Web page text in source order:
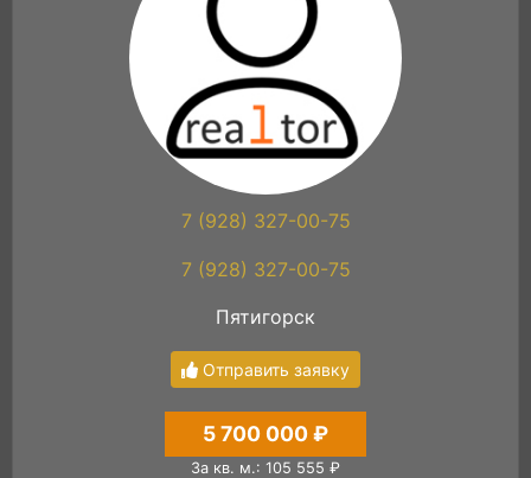
7 (928) 327-00-75
7 (928) 327-00-75
Пятигорск
Отправить заявку
5 700 000 ₽
За кв. м.: 105 555 ₽